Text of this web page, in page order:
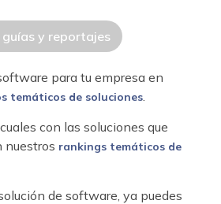
y reportajes
para tu empresa en
temáticos de soluciones.
con las soluciones que
nuestros rankings temáticos de
de software, ya puedes